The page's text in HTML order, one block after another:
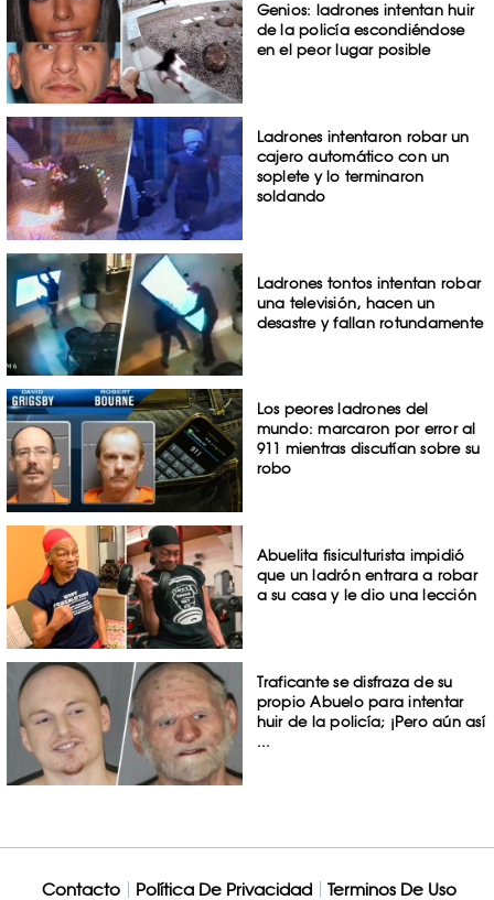
Genios: ladrones intentan huir
de la policía escondiéndose
en el peor lugar posible
Ladrones intentaron robar un
cajero automático con un
soplete y lo terminaron
soldando
Ladrones tontos intentan robar
una televisión, hacen un
desastre y fallan rotundamente
Los peores ladrones del
mundo: marcaron por error al
911 mientras discutían sobre su
robo
Abuelita fisiculturista impidió
que un ladrón entrara a robar
a su casa y le dio una lección
Traficante se disfraza de su
propio Abuelo para intentar
huir de la policía; ¡Pero aún así
...
Contacto Política De Privacidad Terminos De Uso